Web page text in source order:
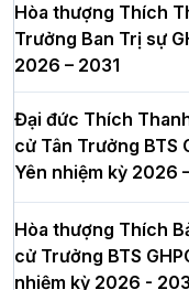
Hòa thượng Thích
Trưởng Ban Trị sự
2026 – 2031
Đại đức Thích
cử Tân Trưởng BTS
Yên nhiệm kỳ 2026
Hòa thượng Thích
cử Trưởng BTS
nhiệm kỳ 2026 -